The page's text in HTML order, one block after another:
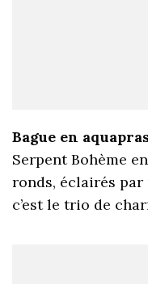
Bague en
Serpent Bohème
ronds, éclairés par
c’est le trio de